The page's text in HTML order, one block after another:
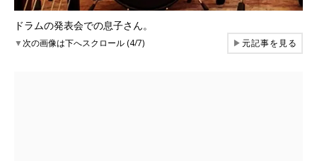
ドラムの発表会での息子さん。
▼次の画像は下へスクロール (4/7) ▶元記事を見る